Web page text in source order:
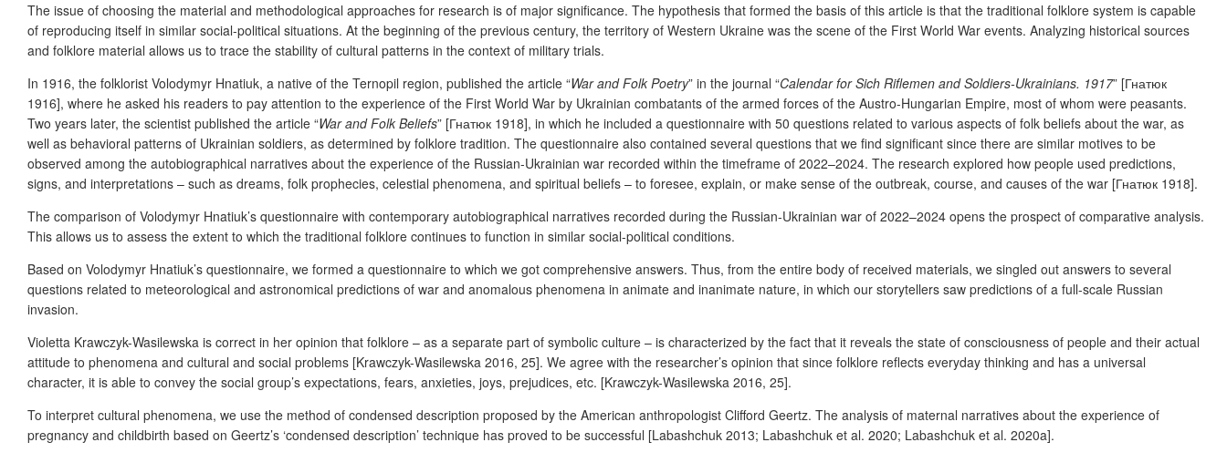
The issue of choosing the material and methodological approaches for research is of major significance. The hypothesis that formed the basis of this article is that the traditional folklore system is capable
of reproducing itself in similar social-political situations. At the beginning of the previous century, the territory of Western Ukraine was the scene of the First World War events. Analyzing historical sources
and folklore material allows us to trace the stability of cultural patterns in the context of military trials.
In 1916, the folklorist Volodymyr Hnatiuk, a native of the Ternopil region, published the article “War and Folk Poetry” in the journal “Calendar for Sich Riflemen and Soldiers-Ukrainians. 1917” [Гнатюк
1916], where he asked his readers to pay attention to the experience of the First World War by Ukrainian combatants of the armed forces of the Austro-Hungarian Empire, most of whom were peasants.
Two years later, the scientist published the article “War and Folk Beliefs” [Гнатюк 1918], in which he included a questionnaire with 50 questions related to various aspects of folk beliefs about the war, as
well as behavioral patterns of Ukrainian soldiers, as determined by folklore tradition. The questionnaire also contained several questions that we find significant since there are similar motives to be
observed among the autobiographical narratives about the experience of the Russian-Ukrainian war recorded within the timeframe of 2022–2024. The research explored how people used predictions,
signs, and interpretations – such as dreams, folk prophecies, celestial phenomena, and spiritual beliefs – to foresee, explain, or make sense of the outbreak, course, and causes of the war [Гнатюк 1918].
The comparison of Volodymyr Hnatiuk’s questionnaire with contemporary autobiographical narratives recorded during the Russian-Ukrainian war of 2022–2024 opens the prospect of comparative analysis.
This allows us to assess the extent to which the traditional folklore continues to function in similar social-political conditions.
Based on Volodymyr Hnatiuk’s questionnaire, we formed a questionnaire to which we got comprehensive answers. Thus, from the entire body of received materials, we singled out answers to several
questions related to meteorological and astronomical predictions of war and anomalous phenomena in animate and inanimate nature, in which our storytellers saw predictions of a full-scale Russian
invasion.
Violetta Krawczyk-Wasilewska is correct in her opinion that folklore – as a separate part of symbolic culture – is characterized by the fact that it reveals the state of consciousness of people and their actual
attitude to phenomena and cultural and social problems [Krawczyk-Wasilewska 2016, 25]. We agree with the researcher’s opinion that since folklore reflects everyday thinking and has a universal
character, it is able to convey the social group’s expectations, fears, anxieties, joys, prejudices, etc. [Krawczyk-Wasilewska 2016, 25].
To interpret cultural phenomena, we use the method of condensed description proposed by the American anthropologist Clifford Geertz. The analysis of maternal narratives about the experience of
pregnancy and childbirth based on Geertz’s ‘condensed description’ technique has proved to be successful [Labashchuk 2013; Labashchuk et al. 2020; Labashchuk et al. 2020a].